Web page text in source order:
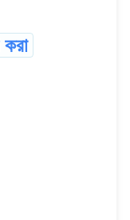
করা